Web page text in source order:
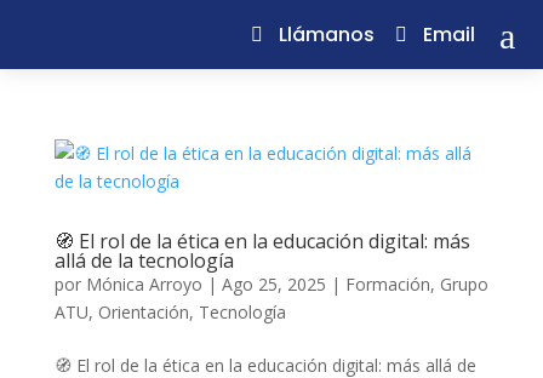
Llámanos Email a
🧭 El rol de la ética en la educación digital: más
allá de la tecnología
por Mónica Arroyo | Ago 25, 2025 | Formación, Grupo
ATU, Orientación, Tecnología
🧭 El rol de la ética en la educación digital: más allá de